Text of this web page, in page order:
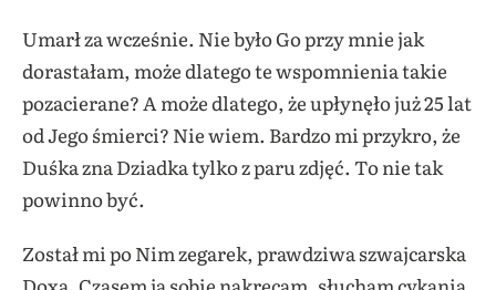
Umarł za wcześnie. Nie było Go przy mnie jak
dorastałam, może dlatego te wspomnienia takie
pozacierane? A może dlatego, że upłynęło już 25 lat
od Jego śmierci? Nie wiem. Bardzo mi przykro, że
Duśka zna Dziadka tylko z paru zdjęć. To nie tak
powinno być.
Został mi po Nim zegarek, prawdziwa szwajcarska